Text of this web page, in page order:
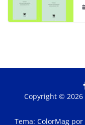
Copyright © 2026
Tema: ColorMagpor